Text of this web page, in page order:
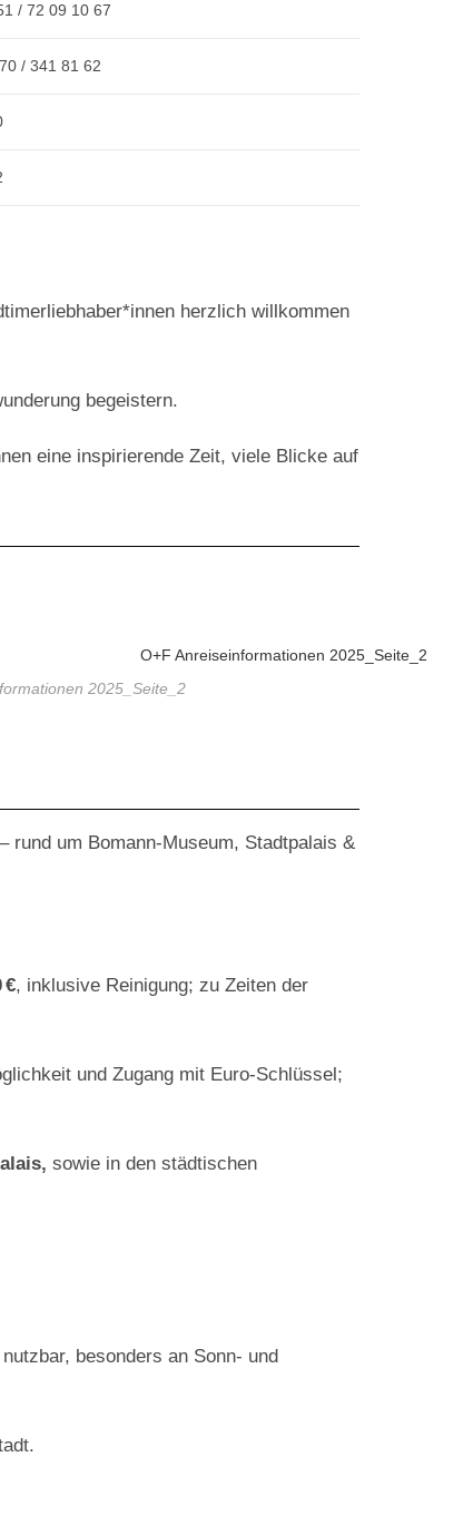
/ 72 09 10 67
/ 341 81 62
herzlich willkommen
begeistern.
eine inspirierende Zeit, viele Blicke auf
2025_Seite_2
– rund um Bomann-Museum, Stadtpalais &
€, inklusive Reinigung; zu Zeiten der
und Zugang mit Euro‑Schlüssel;
sowie in den städtischen
besonders an Sonn‑ und